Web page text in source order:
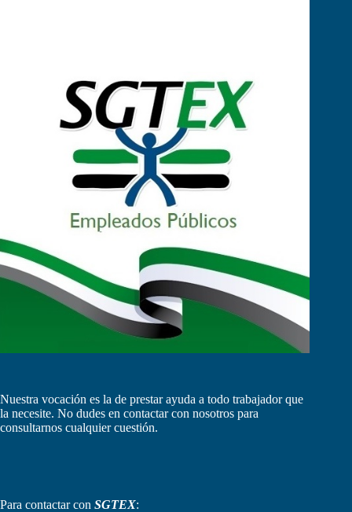
Nuestra vocación es la de prestar ayuda a todo trabajador que
la necesite. No dudes en contactar con nosotros para
consultarnos cualquier cuestión.
Para contactar con SGTEX: